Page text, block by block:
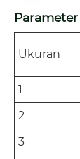
Ukuran
1
2
3